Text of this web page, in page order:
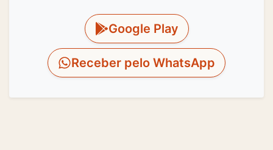
Google Play
Receber pelo WhatsApp